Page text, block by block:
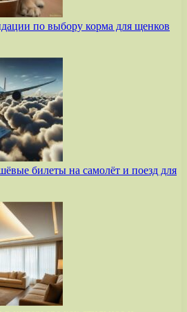
по выбору корма для щенков
билеты на самолёт и поезд для